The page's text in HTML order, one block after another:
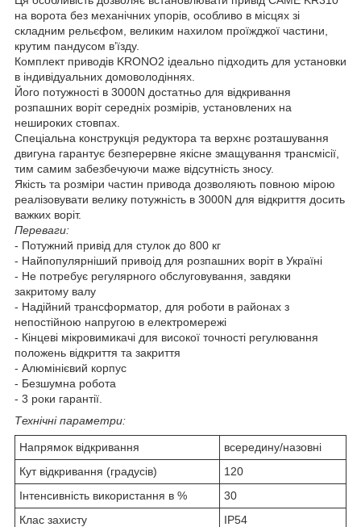
на ворота без механічних упорів, особливо в місцях зі
складним рельєфом, великим нахилом проїжджої частини,
крутим пандусом в’їзду.
Комплект приводів KRONO2 ідеально підходить для установки
в індивідуальних домоволодіннях.
Його потужності в 3000N достатньо для відкривання
розпашних воріт середніх розмірів, установлених на
нешироких стовпах.
Спеціальна конструкція редуктора та верхнє розташування
двигуна гарантує безперервне якісне змащування трансмісії,
тим самим забезбечуючи маже відсутність зносу.
Якість та розміри частин привода дозволяють повною мірою
реалізовувати велику потужність в 3000N для відкриття досить
важких воріт.
Переваги:
- Потужний привід для стулок до 800 кг
- Найпопулярніший привоід для розпашних воріт в Україні
- Не потребує регулярного обслуговування, завдяки
закритому валу
- Надійний трансформатор, для роботи в районах з
непостійною напругою в електромережі
- Кінцеві мікровимикачі для високої точності регулювання
положень відкриття та закриття
- Алюмінієвий корпус
- Безшумна робота
- 3 роки гарантії.
Технічні параметри:
Напрямок відкривання
всередину/назовні
Кут відкривання (градусів)
120
Інтенсивність використання в %
30
Клас захисту
IP54